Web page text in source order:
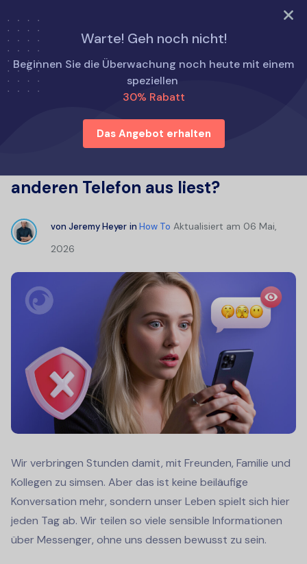
TRY NOW
Warte! Geh noch nicht!
Beginnen Sie die Überwachung noch heute mit einem
speziellen
30% Rabatt
Das Angebot erhalten
Startseite
Wie man
Ist es möglich, dass jemand meine Textnachrichten von
einem anderen Telefon aus liest?
Ist es möglich, dass jemand meine
anderen Telefon aus liest?
von Jeremy Heyer in How To Aktualisiert am 06 Mai,
2026
Wir verbringen Stunden damit, mit Freunden, Familie und
Kollegen zu simsen. Aber das ist keine beiläufige
Konversation mehr, sondern unser Leben spielt sich hier
jeden Tag ab. Wir teilen so viele sensible Informationen
über Messenger, ohne uns dessen bewusst zu sein.